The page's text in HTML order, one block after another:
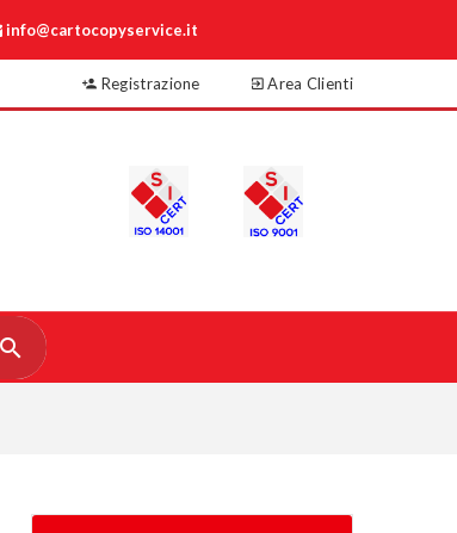
info@cartocopyservice.it
Registrazione Area Clienti